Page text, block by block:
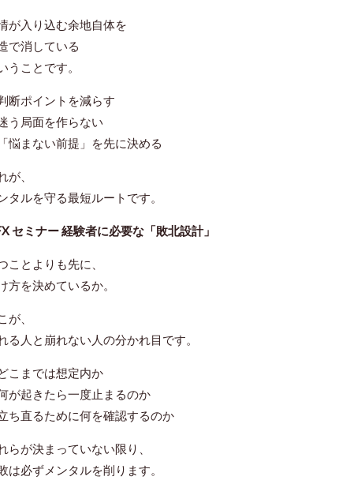
が入り込む余地自体を
で消している
うことです。
断ポイントを減らす
う局面を作らない
悩まない前提」を先に決める
が、
タルを守る最短ルートです。
セミナー 経験者に必要な「敗北設計」
ことよりも先に、
方を決めているか。
が、
る人と崩れない人の分かれ目です。
こまでは想定内か
が起きたら一度止まるのか
ち直るために何を確認するのか
らが決まっていない限り、
は必ずメンタルを削ります。